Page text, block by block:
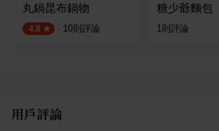
丸鍋昆布鍋物
4.8 · 10則評論
糖少爺麵包
1 則評論
用戶評論